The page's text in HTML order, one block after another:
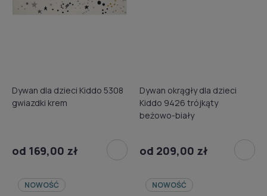
Dywan dla dzieci Kiddo 5308
gwiazdki krem
od 169,00 zł
Dywan okrągły dla dzieci
Kiddo 9426 trójkąty
beżowo-biały
od 209,00 zł
NOWOŚĆ NOWOŚĆ